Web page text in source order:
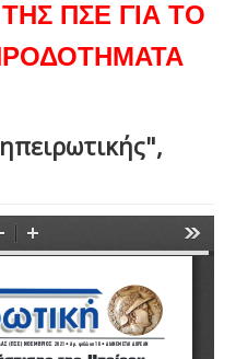
ΠΣΕ ΓΙΑ ΤΟ